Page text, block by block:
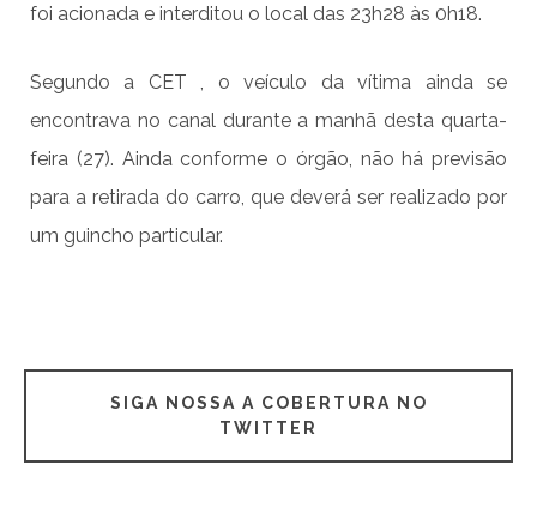
foi acionada e interditou o local das 23h28 às 0h18.
Segundo a CET , o veículo da vítima ainda se
encontrava no canal durante a manhã desta quarta-
feira (27). Ainda conforme o órgão, não há previsão
para a retirada do carro, que deverá ser realizado por
um guincho particular.
SIGA NOSSA A COBERTURA NO
TWITTER